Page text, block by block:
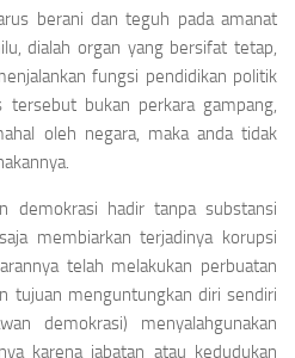
berani dan teguh pada amanat
dialah organ yang bersifat tetap,
fungsi pendidikan politik
bukan perkara gampang,
oleh negara, maka anda tidak
demokrasi hadir tanpa substansi
membiarkan terjadinya korupsi
telah melakukan perbuatan
tujuan menguntungkan diri sendiri
demokrasi) menyalahgunakan
karena jabatan atau kedudukan